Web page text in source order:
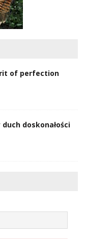
of perfection
doskonałości